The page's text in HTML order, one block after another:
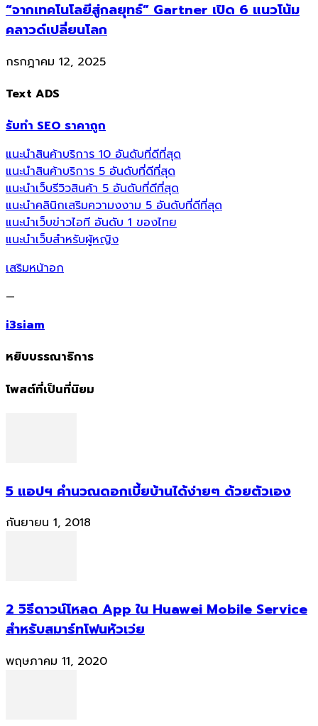
“จากเทคโนโลยีสู่กลยุทธ์” Gartner เปิด 6 แนวโน้ม
คลาวด์เปลี่ยนโลก
กรกฎาคม 12, 2025
Text ADS
รับทำ SEO ราคาถูก
แนะนำสินค้าบริการ 10 อันดับที่ดีที่สุด
แนะนำสินค้าบริการ 5 อันดับที่ดีที่สุด
แนะนำเว็บรีวิวสินค้า 5 อันดับที่ดีที่สุด
แนะนำคลินิกเสริมความงงาม 5 อันดับที่ดีที่สุด
แนะนำเว็บข่าวไอที อันดับ 1 ของไทย
แนะนำเว็บสำหรับผู้หญิง
เสริมหน้าอก
—
i3siam
หยิบบรรณาธิการ
โพสต์ที่เป็นที่นิยม
5 แอปฯ คำนวณดอกเบี้ยบ้านได้ง่ายๆ ด้วยตัวเอง
กันยายน 1, 2018
2 วิธีดาวน์โหลด App ใน Huawei Mobile Service
สำหรับสมาร์ทโฟนหัวเว่ย
พฤษภาคม 11, 2020